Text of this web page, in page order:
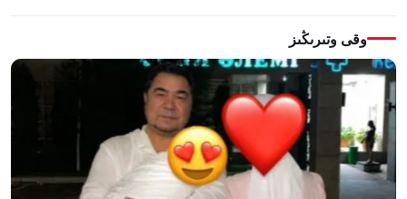
وقى وتىرىڭىز